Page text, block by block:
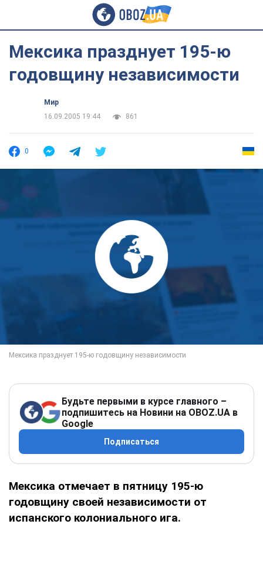
Мексика празднует 195-ю
годовщину независимости
Мир
16.09.2005 19:44
861
0
Будьте первыми в курсе главного –
подпишитесь на Новини на OBOZ.UA в
Google
Подписаться
Мексика отмечает в пятницу 195-ю
годовщину своей независимости от
испанского колониального ига.